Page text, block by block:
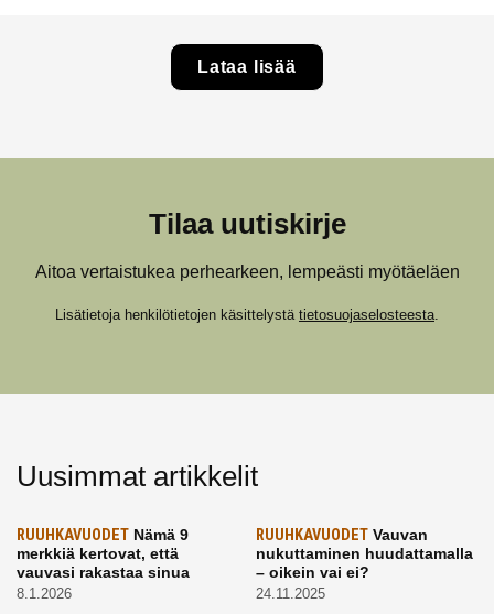
Lataa lisää
Tilaa uutiskirje
Aitoa vertaistukea perhearkeen, lempeästi myötäeläen
Lisätietoja henkilötietojen käsittelystä tietosuojaselosteesta
Uusimmat artikkelit
RUUHKAVUODET Nämä 9
merkkiä kertovat, että
vauvasi rakastaa sinua
8.1.2026
RUUHKAVUODETVauvan
nukuttaminen huudattamalla
– oikein vai ei?
24.11.2025